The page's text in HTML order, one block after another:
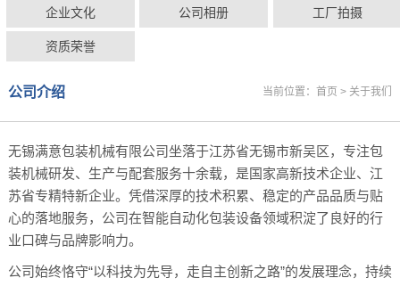
企业文化 公司相册 工厂拍摄
资质荣誉
公司介绍 当前位置：首页 > 关于我们
无锡满意包装机械有限公司坐落于江苏省无锡市新吴区，专注包
装机械研发、生产与配套服务十余载，是国家高新技术企业、江
苏省专精特新企业。凭借深厚的技术积累、稳定的产品品质与贴
心的落地服务，公司在智能自动化包装设备领域积淀了良好的行
业口碑与品牌影响力。
公司始终恪守“以科技为先导，走自主创新之路”的发展理念，持续